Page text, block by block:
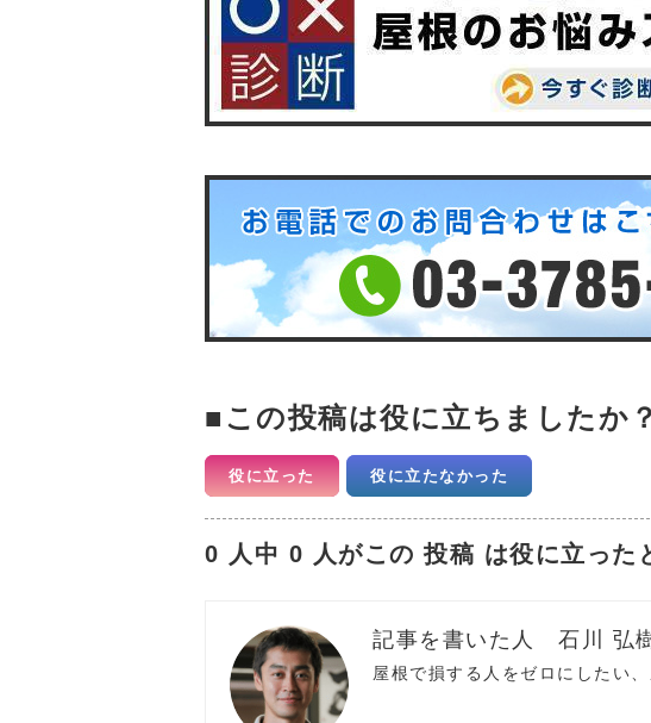
この投稿は役に立ちましたか？
役に立った 役に立たなかった
0 人中 0 人がこの 投稿 は役に立った
石川 弘
屋根で損する人をゼロにしたい